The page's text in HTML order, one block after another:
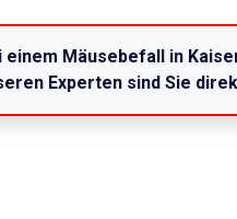
einem Mäusebefall in
Experten sind Sie